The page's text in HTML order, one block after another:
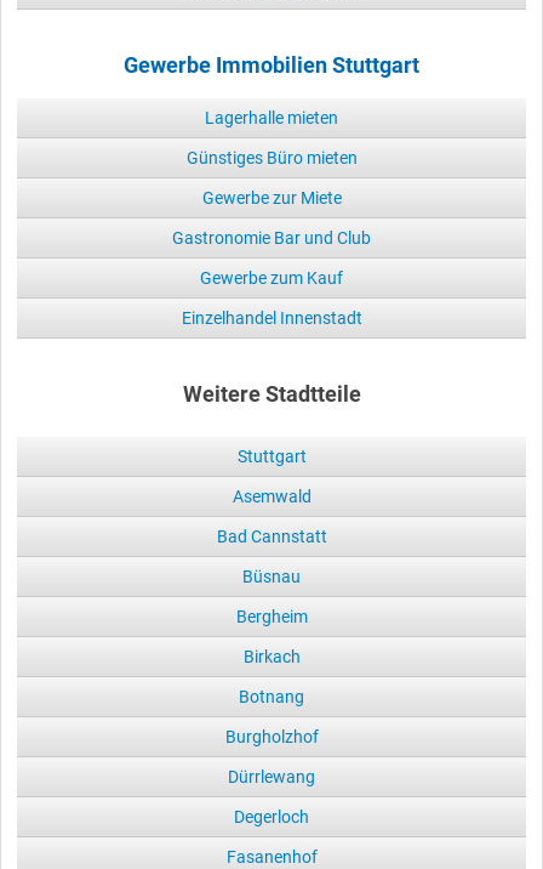
Gewerbe Immobilien Stuttgart
Lagerhalle mieten
Günstiges Büro mieten
Gewerbe zur Miete
Gastronomie Bar und Club
Gewerbe zum Kauf
Einzelhandel Innenstadt
Weitere Stadtteile
Stuttgart
Asemwald
Bad Cannstatt
Büsnau
Bergheim
Birkach
Botnang
Burgholzhof
Dürrlewang
Degerloch
Fasanenhof